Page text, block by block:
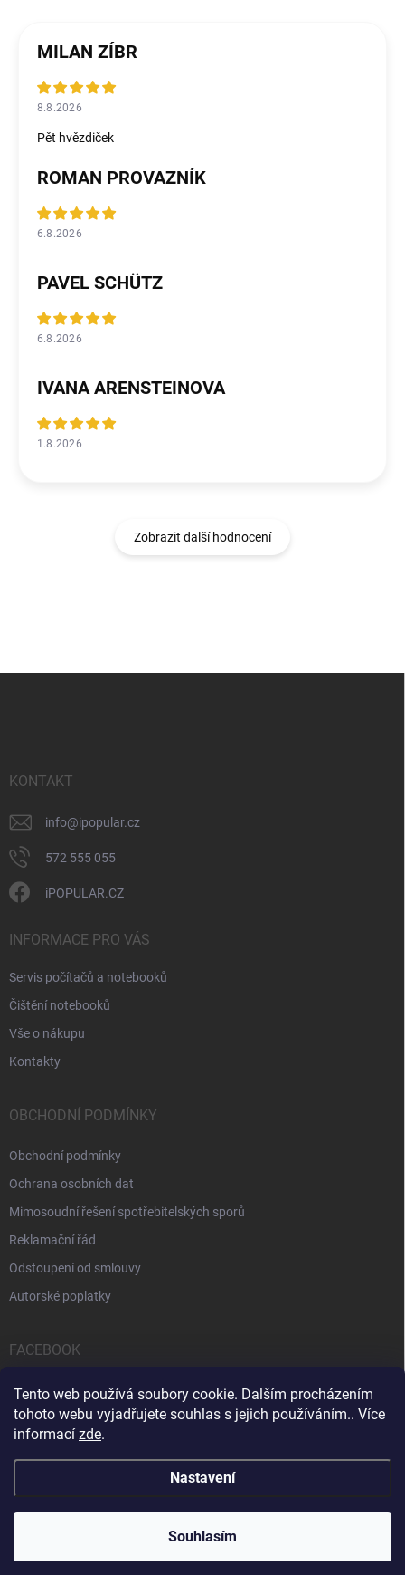
Tento web používá soubory cookie. Dalším procházením
tohoto webu vyjadřujete souhlas s jejich používáním.. Více
informací zde.
Nastavení
Souhlasím
MILAN ZÍBR
8.8.2026
Pět hvězdiček
ROMAN PROVAZNÍK
6.8.2026
PAVEL SCHÜTZ
6.8.2026
IVANA ARENSTEINOVA
1.8.2026
Zobrazit další hodnocení
KONTAKT
info@ipopular.cz
572 555 055
iPOPULAR.CZ
INFORMACE PRO VÁS
Servis počítačů a notebooků
Čištění notebooků
Vše o nákupu
Kontakty
OBCHODNÍ PODMÍNKY
Obchodní podmínky
Ochrana osobních dat
Mimosoudní řešení spotřebitelských sporů
Reklamační řád
Odstoupení od smlouvy
Autorské poplatky
FACEBOOK
Servis počítačů a notebooků Čištění notebooků Kontakty
iPOPULAR.CZ . Všechna práva vyhrazena.